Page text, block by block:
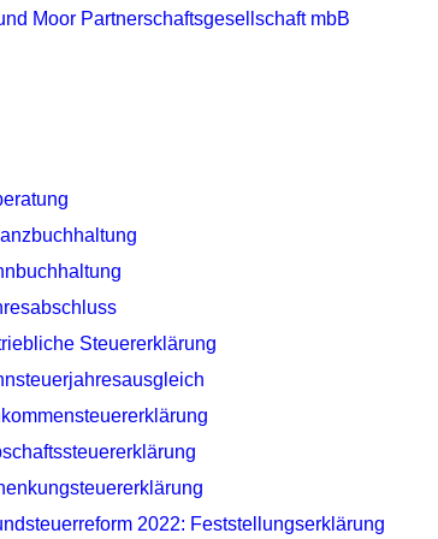
Steuererklärung
2022: Feststellungserklärung